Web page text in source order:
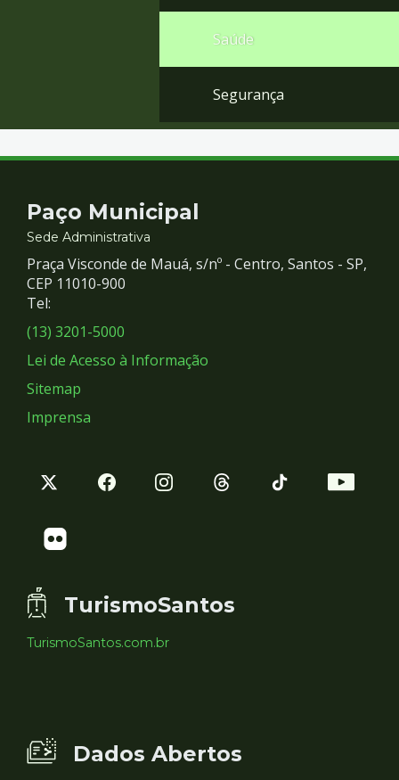
Saúde
Segurança
Contato
e
Redes
Sociais
Paço Municipal
Sede Administrativa
Praça Visconde de Mauá, s/nº - Centro, Santos - SP,
CEP 11010-900
Tel:
(13) 3201-5000
Lei de Acesso à Informação
Sitemap
Imprensa
TurismoSantos
TurismoSantos.com.br
Dados Abertos